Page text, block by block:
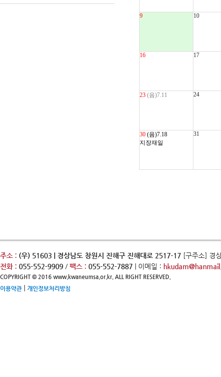
9 10
16 17
23 (음)7.11 24
30 (음)7.18
지장재일
31
주소 : (우) 51603 | 경상남도 창원시 진해구 진해대로 2517-17 [구주소] 경
전화 : 055-552-9909 / 팩스 : 055-552-7887 | 이메일 :
COPYRIGHT © 2016 www.kwaneumsa.or.kr. ALL RIGHT RESERVED.
이용약관| 개인정보처리방침